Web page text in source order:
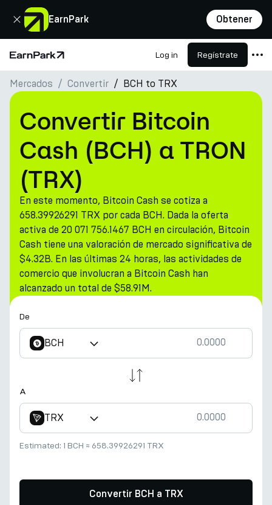
EarnPark Obtener
Cerrar
Página de inicio Log in Regístrate
Productos
Mercados
Calculadoras
PARK Token
Recursos
Compañía
Mercados Convertir BCH to TRX
Convertir Bitcoin
Cash (BCH) a TRON
(TRX)
En este momento, Bitcoin Cash se cotiza a
658.39926291 TRX por cada BCH. Dada la oferta
activa de 20 071 756.1467 BCH en circulación, Bitcoin
Cash tiene una valoración de mercado significativa de
$4.32B. En las últimas 24 horas, las actividades de
comercio que involucran a Bitcoin Cash han
alcanzado un total de $58.91M.
De
BCH
A
TRX
Estimated: 1 BCH ≈ 658.39926291 TRX
Convertir BCH a TRX